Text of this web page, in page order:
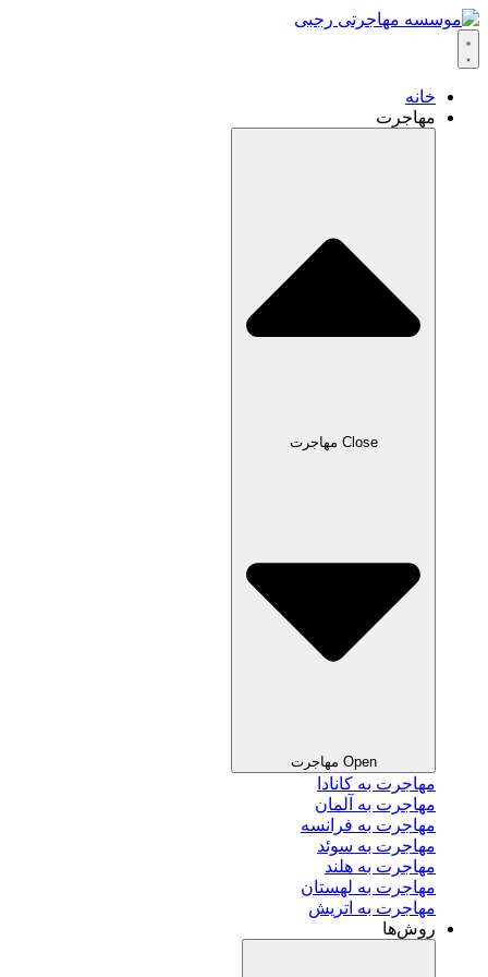
خانه
مهاجرت
Close مهاجرت
Open مهاجرت
مهاجرت به کانادا
مهاجرت به آلمان
مهاجرت به فرانسه
مهاجرت به سوئد
مهاجرت به هلند
مهاجرت به لهستان
مهاجرت به اتریش
روش‌ها